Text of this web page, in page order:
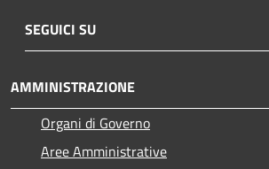
SEGUICI SU
AMMINISTRAZIONE
Organi di Governo
Aree Amministrative